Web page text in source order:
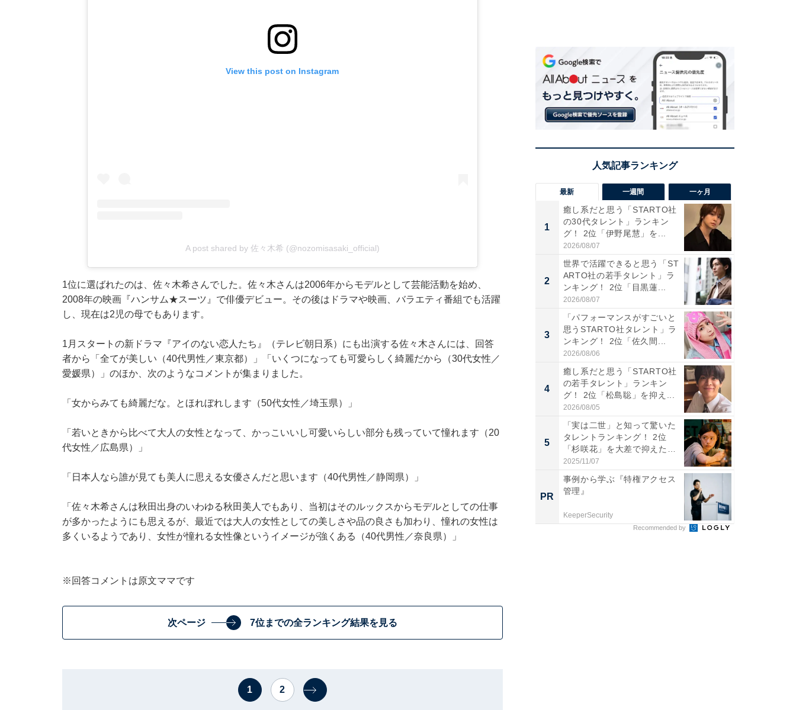
View this post on Instagram
A post shared by 佐々木希 (@nozomisasaki_official)
1位に選ばれたのは、佐々木希さんでした。佐々木さんは2006年からモデルとして芸能活動を始め、
2008年の映画『ハンサム★スーツ』で俳優デビュー。その後はドラマや映画、バラエティ番組でも活躍
し、現在は2児の母でもあります。
1月スタートの新ドラマ『アイのない恋人たち』（テレビ朝日系）にも出演する佐々木さんには、回答
者から「全てが美しい（40代男性／東京都）」「いくつになっても可愛らしく綺麗だから（30代女性／
愛媛県）」のほか、次のようなコメントが集まりました。
「女からみても綺麗だな。とほれぼれします（50代女性／埼玉県）」
「若いときから比べて大人の女性となって、かっこいいし可愛いらしい部分も残っていて憧れます（20
代女性／広島県）」
「日本人なら誰が見ても美人に思える女優さんだと思います（40代男性／静岡県）」
「佐々木希さんは秋田出身のいわゆる秋田美人でもあり、当初はそのルックスからモデルとしての仕事
が多かったようにも思えるが、最近では大人の女性としての美しさや品の良さも加わり、憧れの女性は
多くいるようであり、女性が憧れる女性像というイメージが強くある（40代男性／奈良県）」
※回答コメントは原文ママです
次ページ 7位までの全ランキング結果を見る
1 2
最新 一週間 一ヶ月
1
癒し系だと思う「STARTO社
の30代タレント」ランキン
グ！ 2位「伊野尾慧」を...
2026/08/07
2
世界で活躍できると思う「ST
ARTO社の若手タレント」ラ
ンキング！ 2位「目黒蓮...
2026/08/07
3
「パフォーマンスがすごいと
思うSTARTO社タレント」ラ
ンキング！ 2位「佐久間...
2026/08/06
4
癒し系だと思う「STARTO社
の若手タレント」ランキン
グ！ 2位「松島聡」を抑え...
2026/08/05
5
「実は二世」と知って驚いた
タレントランキング！ 2位
「杉咲花」を大差で抑えた1
位...
2025/11/07
PR
事例から学ぶ『特権アクセス
管理』
KeeperSecurity
Recommended by